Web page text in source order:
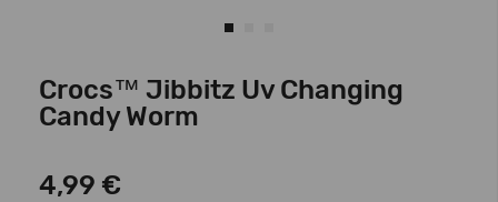
Crocs™ Jibbitz Uv Changing
Candy Worm
4,99 €